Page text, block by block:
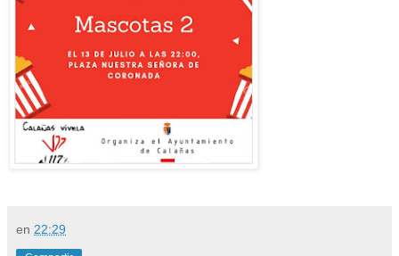
en 22:29